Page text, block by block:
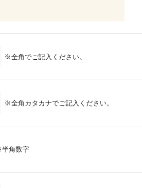
※全角でご記入ください。
※全角カタカナでご記入ください。
角数字